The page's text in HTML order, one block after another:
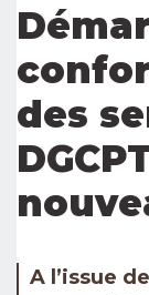
des
A l’issue